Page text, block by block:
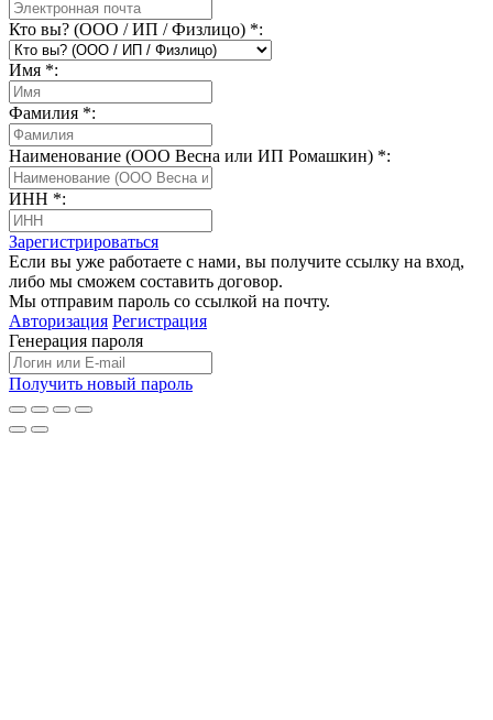
Кто вы? (ООО / ИП / Физлицо) *:
Имя *:
Фамилия *:
Наименование (ООО Весна или ИП Ромашкин) *:
ИНН *:
Зарегистрироваться
Если вы уже работаете с нами, вы получите ссылку на вход,
либо мы сможем составить договор.
Мы отправим пароль со ссылкой на почту.
Авторизация Регистрация
Генерация пароля
Получить новый пароль